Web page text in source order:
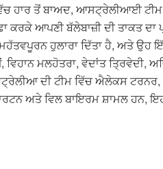
ਹਾਰ ਤੋਂ ਬਾਅਦ, ਆਸਟ੍ਰੇਲੀਆਈ
ਕਰਕੇ ਆਪਣੀ ਬੱਲੇਬਾਜ਼ੀ ਦੀ ਤਾਕਤ
ਮਹੱਤਵਪੂਰਨ ਹੁਲਾਰਾ ਦਿੱਤਾ ਹੈ, ਅਤੇ
ਮਲਹੋਤਰਾ, ਵੇਦਾਂਤ ਤ੍ਰਿਵੇਦੀ,
ਦੀ ਟੀਮ ਵਿੱਚ ਐਲੇਕਸ
ਅਤੇ ਵਿਲ ਬਾਇਰਮ ਸ਼ਾਮਲ